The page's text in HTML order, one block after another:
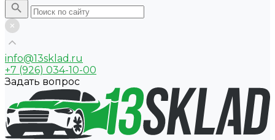
info@13sklad.ru
+7 (926) 034-10-00
Задать вопрос